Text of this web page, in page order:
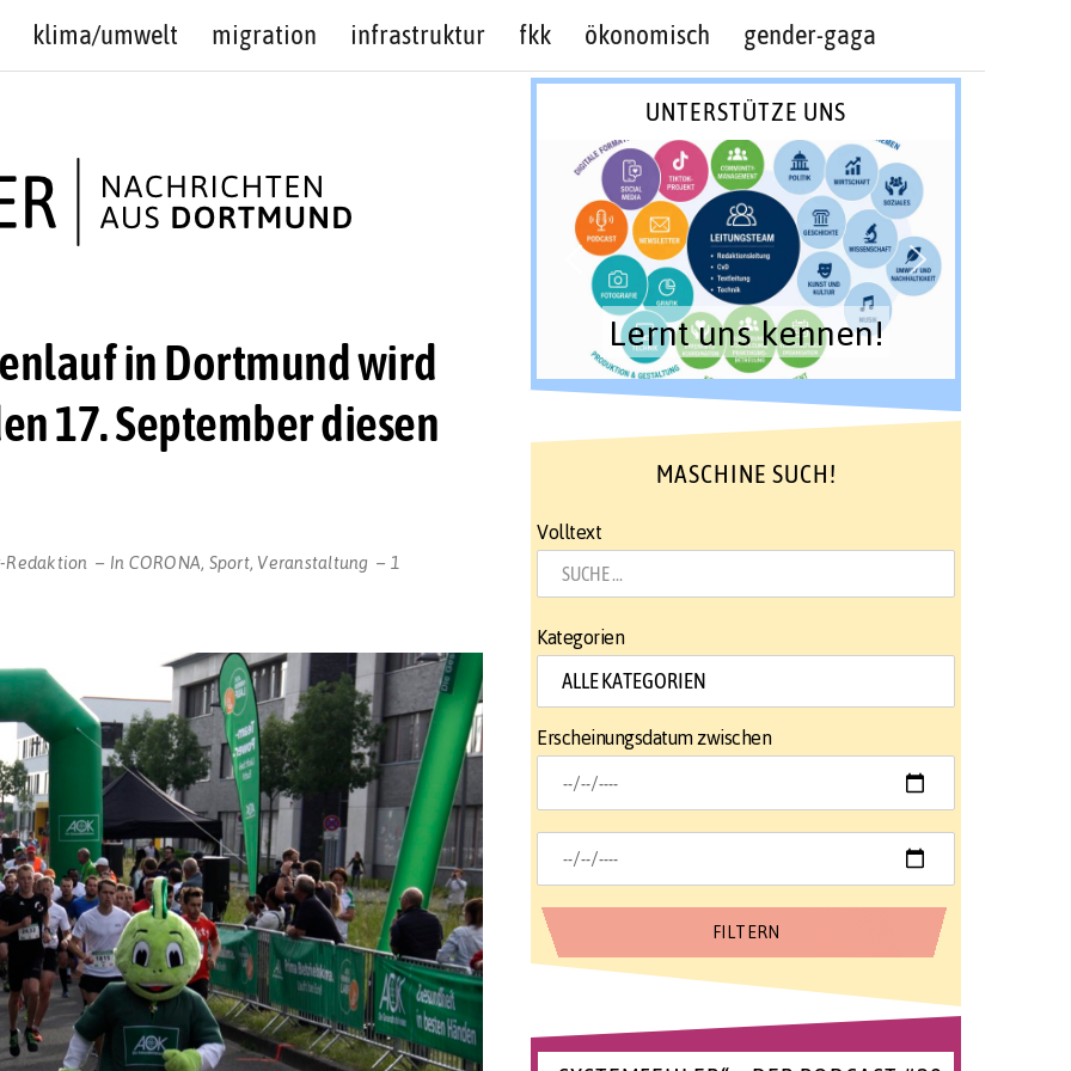
klima/umwelt migration infrastruktur fkk ökonomisch gender-gaga
in Dortmund wird
17. September diesen
Redaktion In CORONA Sport, Veranstaltung
1
UNTERSTÜTZE UNS
Lernt uns kennen!
MASCHINE SUCH!
Volltext
Kategorien
Erscheinungsdatum zwischen